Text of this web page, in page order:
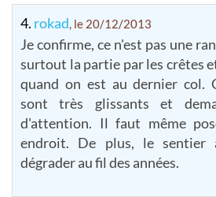
4. rokad, le 20/12/2013
Je confirme, ce n'est pas une
surtout la partie par les crêtes
quand on est au dernier col.
sont très glissants et
d'attention. Il faut même
endroit. De plus, le sentier
dégrader au fil des années.